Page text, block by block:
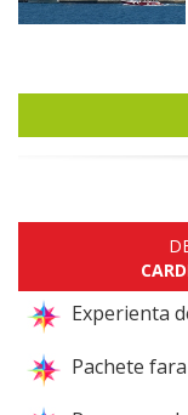
Experienta
Pachete